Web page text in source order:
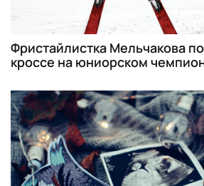
Фристайлистка Мельчакова
кроссе на юниорском